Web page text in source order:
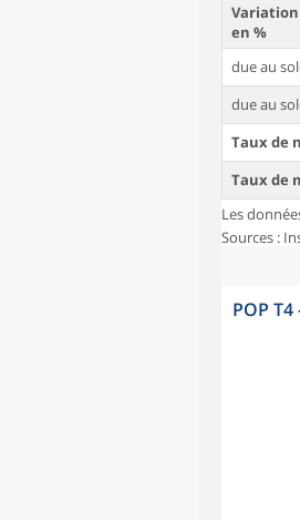
en %
due au
due au
Taux de
Taux de
Les
Sources :
POP